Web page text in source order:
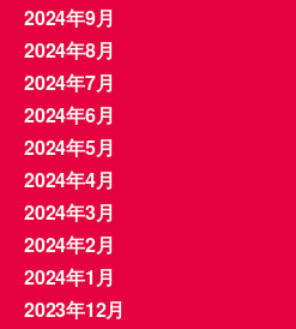
2024年9月
2024年8月
2024年7月
2024年6月
2024年5月
2024年4月
2024年3月
2024年2月
2024年1月
2023年12月